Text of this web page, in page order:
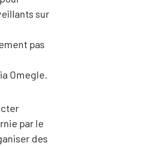
sur
pas
Omegle.
par le
des